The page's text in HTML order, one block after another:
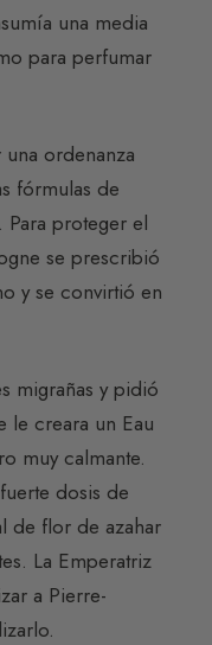
una media
para perfumar
ordenanza
fórmulas de
proteger el
se prescribió
y se convirtió en
migrañas y pidió
le creara un Eau
muy calmante.
dosis de
de flor de azahar
La Emperatriz
a Pierre-